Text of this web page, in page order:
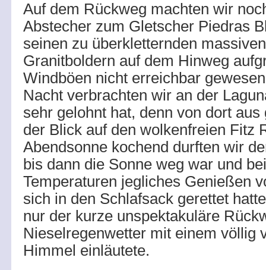
Auf dem Rückweg machten wir
Abstecher zum Gletscher Piedras
seinen zu überkletternden
Granitboldern auf dem Hinweg
Windböen nicht erreichbar
Nacht verbrachten wir an der
sehr gelohnt hat, denn von dort aus
der Blick auf den wolkenfreien Fitz
Abendsonne kochend durften wir
bis dann die Sonne weg war und
Temperaturen jegliches Genießen
sich in den Schlafsack gerettet
nur der kurze unspektakuläre
Nieselregenwetter mit einem völlig
Himmel einläutete.